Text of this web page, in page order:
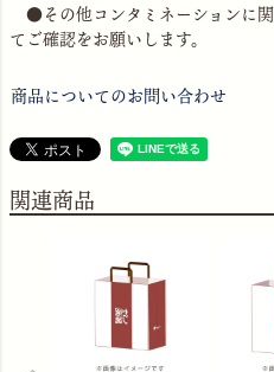
●その他コンタミネーションに
てご確認をお願いします。
商品についてのお問い合わせ
関連商品